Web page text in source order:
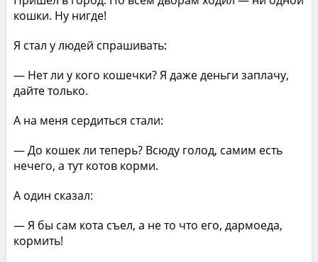
кошки. Ну нигде!
Я стал у людей спрашивать:
— Нет ли у кого кошечки? Я даже деньги заплачу,
дайте только.
А на меня сердиться стали:
— До кошек ли теперь? Всюду голод, самим есть
нечего, а тут котов корми.
А один сказал:
— Я бы сам кота съел, а не то что его, дармоеда,
кормить!